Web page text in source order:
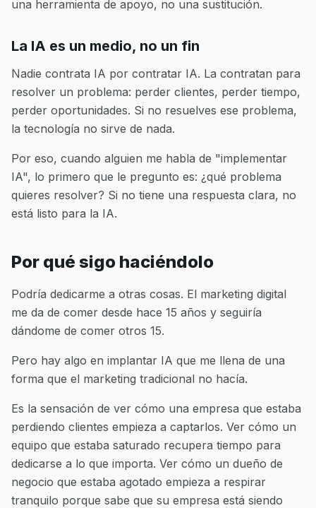
una herramienta de apoyo, no una sustitución.
La IA es un medio, no un fin
Nadie contrata IA por contratar IA. La contratan para
resolver un problema: perder clientes, perder tiempo,
perder oportunidades. Si no resuelves ese problema,
la tecnología no sirve de nada.
Por eso, cuando alguien me habla de "implementar
IA", lo primero que le pregunto es: ¿qué problema
quieres resolver? Si no tiene una respuesta clara, no
está listo para la IA.
Por qué sigo haciéndolo
Podría dedicarme a otras cosas. El marketing digital
me da de comer desde hace 15 años y seguiría
dándome de comer otros 15.
Pero hay algo en implantar IA que me llena de una
forma que el marketing tradicional no hacía.
Es la sensación de ver cómo una empresa que estaba
perdiendo clientes empieza a captarlos. Ver cómo un
equipo que estaba saturado recupera tiempo para
dedicarse a lo que importa. Ver cómo un dueño de
negocio que estaba agotado empieza a respirar
tranquilo porque sabe que su empresa está siendo